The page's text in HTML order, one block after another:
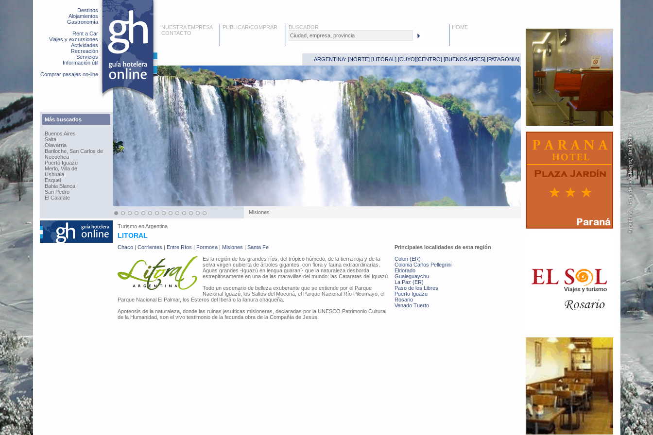
Destinos
Alojamientos
Gastronomía
Rent a Car
Viajes y excursiones
Actividades
Recreación
Servicios
Información útil
Comprar pasajes on-line
Más buscados
Buenos Aires
Salta
Olavarria
Bariloche, San Carlos de
Necochea
Puerto Iguazu
Merlo, Villa de
Ushuaia
Esquel
Bahia Blanca
San Pedro
El Calafate
NUESTRA EMPRESA
CONTACTO
PUBLICAR/COMPRAR BUSCADOR HOME
ARGENTINA: [NORTE] [LITORAL ] [CUYO][CENTRO] [BUENOS AIRES] [PATAGONIA]
Misiones
Turismo enArgentina
LITORAL
Chaco | Corrientes | Entre Ríos | Formosa | Misiones | Santa Fe
Es la región de los grandes ríos, del trópico húmedo, de la tierra roja y de la
selva virgen cubierta de árboles gigantes, con flora y fauna extraordinarias.
Aguas grandes -Iguazú en lengua guaraní- que la naturaleza desborda
estrepitosamente en una de las maravillas del mundo: las Cataratas del Iguazú.
Todo un escenario de belleza exuberante que se extiende por el Parque
Nacional Iguazú, los Saltos del Moconá, el Parque Nacional Río Pilcomayo, el
Parque Nacional El Palmar, los Esteros del Iberá o la llanura chaqueña.
Apoteosis de la naturaleza, donde las ruinas jesuíticas misioneras, declaradas por la UNESCO Patrimonio Cultural
de la Humanidad, son el vivo testimonio de la fecunda obra de la Compañía de Jesús.
Principales localidades de esta región
Colon (ER)
Colonia Carlos Pellegrini
Eldorado
Gualeguaychu
La Paz (ER)
Paso de los Libres
Puerto Iguazu
Rosario
Venado Tuerto